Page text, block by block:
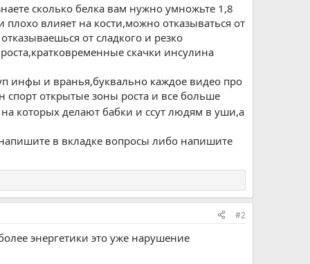
сколько белка вам нужно умножьте 1,8
плохо влияет на кости,можно отказываться от
от сладкого и резко
скачки инсулина
инфы и вранья,буквально каждое видео про
спорт открытые зоны роста и все больше
которых делают бабки и ссут людям в уши,а
в вкладке вопросы либо напишите
#2
энергетики это уже нарушение